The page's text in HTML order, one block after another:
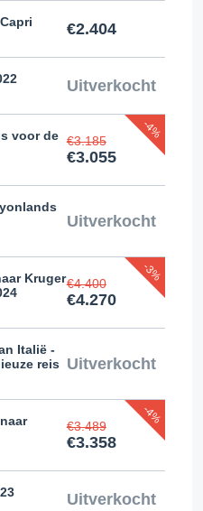
€2.404
Uitverkocht
voor de €3.185
€3.055
-4%
Uitverkocht
Kruger€4.400
€4.270
-3%
Italië -
reis Uitverkocht
€3.489
€3.358
-4%
Uitverkocht